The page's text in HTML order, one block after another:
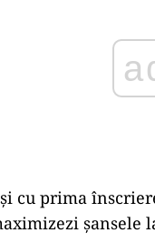
iar acesta
licitației și vei